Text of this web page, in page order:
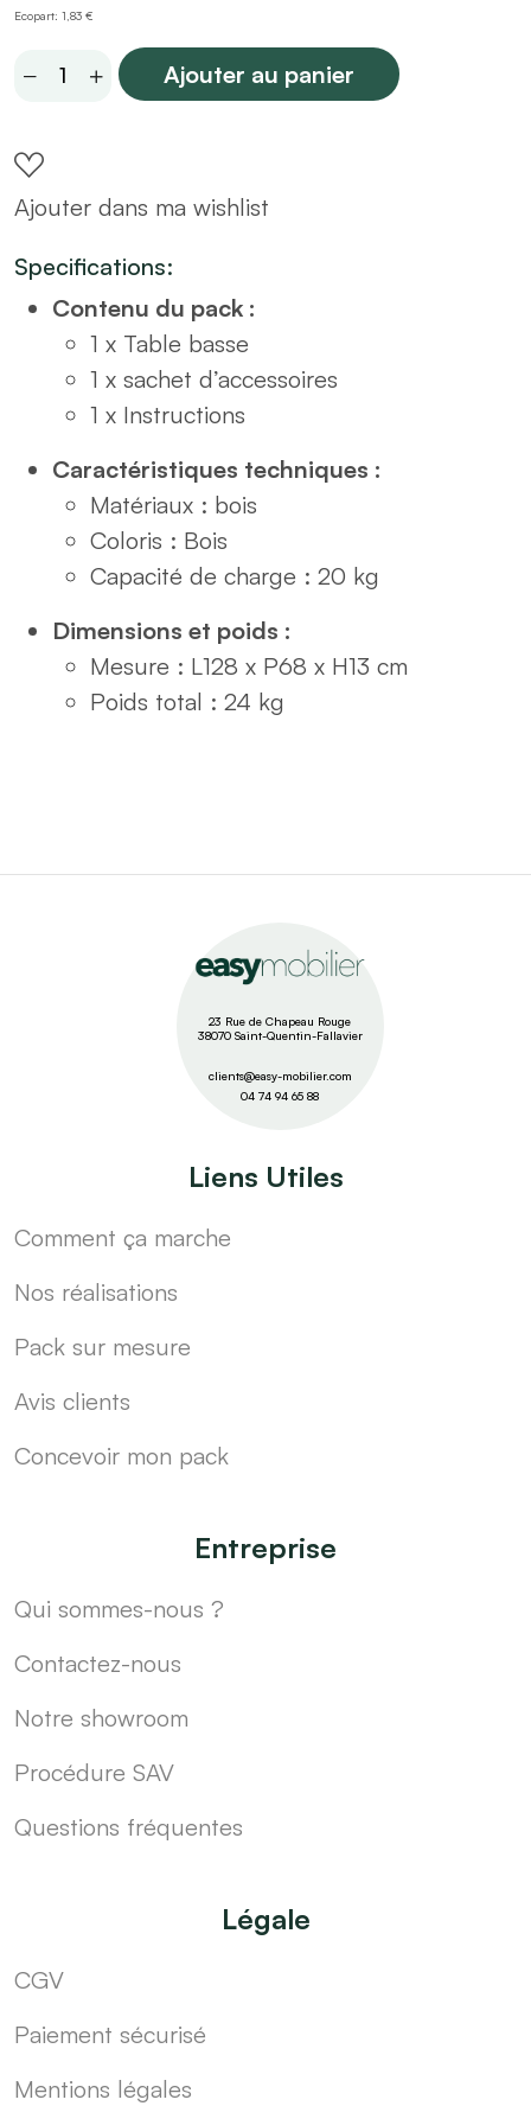
Ecopart: 1,83 €
Table
et
cannage
quantity
Ajouter au panier
Ajouter dans ma wishlist
Specifications:
Contenu du pack :
1 x Table basse
1 x sachet d’accessoires
1 x Instructions
Caractéristiques techniques :
Matériaux : bois
Coloris : Bois
Capacité de charge : 20 kg
Dimensions et poids :
Mesure : L128 x P68 x H13 cm
Poids total : 24 kg
23 Rue de Chapeau Rouge
38070 Saint-Quentin-Fallavier
clients@easy-mobilier.com
04 74 94 65 88
Liens Utiles
Comment ça marche
Nos réalisations
Pack sur mesure
Avis clients
Concevoir mon pack
Entreprise
Qui sommes-nous ?
Contactez-nous
Notre showroom
Procédure SAV
Questions fréquentes
Légale
CGV
Paiement sécurisé
Mentions légales